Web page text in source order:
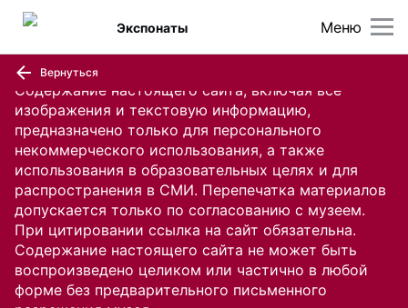
Содержание настоящего сайта, включая все
изображения и текстовую информацию,
предназначено только для персонального
некоммерческого использования, а также
использования в образовательных целях и для
распространения в СМИ. Перепечатка материалов
допускается только по согласованию с музеем.
При цитировании ссылка на сайт обязательна.
Содержание настоящего сайта не может быть
воспроизведено целиком или частично в любой
форме без предварительного письменного
Меню
Экспонаты
Вернуться